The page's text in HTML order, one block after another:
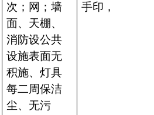
次；网；墙
面、天棚、
消防设公共
设施表面无
积施、灯具
每二周保洁
尘、无污
手印，